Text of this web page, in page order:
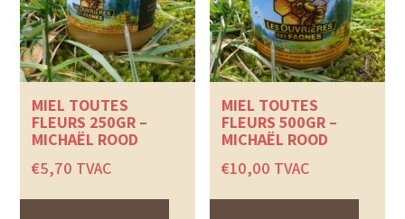
MIEL TOUTES
FLEURS 250GR –
MICHAËL ROOD
€5,70 TVAC
MIEL TOUTES
FLEURS 500GR –
MICHAËL ROOD
€10,00 TVAC